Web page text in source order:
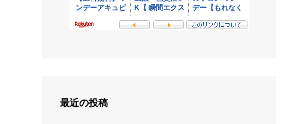
最近の投稿